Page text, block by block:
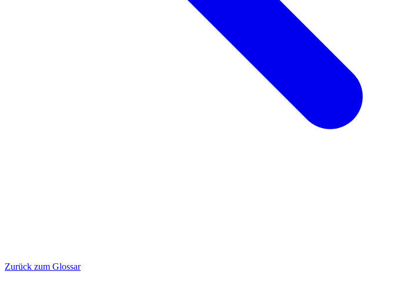
Zurück zum Glossar